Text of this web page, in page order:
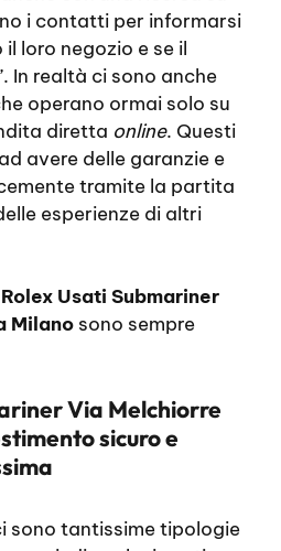
i contatti per informarsi
loro negozio e se il
In realtà ci sono anche
operano ormai solo su
diretta online. Questi
avere delle garanzie e
tramite la partita
esperienze di altri
Rolex Usati Submariner
Milano sono sempre
Via Melchiorre
sicuro e
sono tantissime tipologie